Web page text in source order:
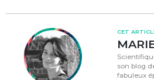
CET
son blog
fabuleux